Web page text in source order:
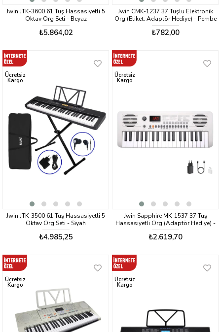
Jwin JTK-3600 61 Tuş Hassasiyetli 5
Oktav Org Seti - Beyaz
₺5.864,02
Jwin CMK-1237 37 Tuşlu Elektronik
Org (Etiket. Adaptör Hediye) - Pembe
₺782,00
Jwin JTK-3500 61 Tuş Hassasiyetli 5
Oktav Org Seti - Siyah
₺4.985,25
Ücretsiz
Kargo
Jwin Sapphire MK-1537 37 Tuş
Hassasiyetli Org (Adaptör Hediye) -
Beyaz
₺2.619,70
Ücretsiz
Kargo
Ücretsiz
Kargo
Ücretsiz
Kargo